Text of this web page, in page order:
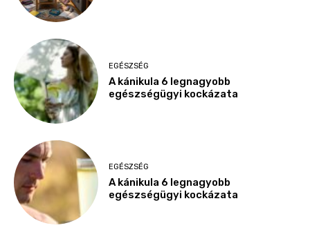
EGÉSZSÉG
A kánikula 6 legnagyobb
egészségügyi kockázata
EGÉSZSÉG
A kánikula 6 legnagyobb
egészségügyi kockázata